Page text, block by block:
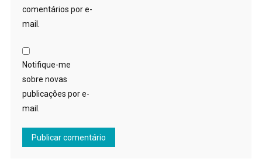
comentários por e-
mail.
Notifique-me
sobre novas
publicações por e-
mail.